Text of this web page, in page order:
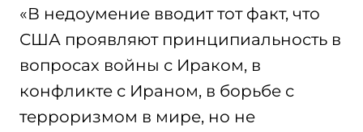
«В недоумение вводит тот факт, что
США проявляют принципиальность в
вопросах войны с Ираком, в
конфликте с Ираном, в борьбе с
терроризмом в мире, но не